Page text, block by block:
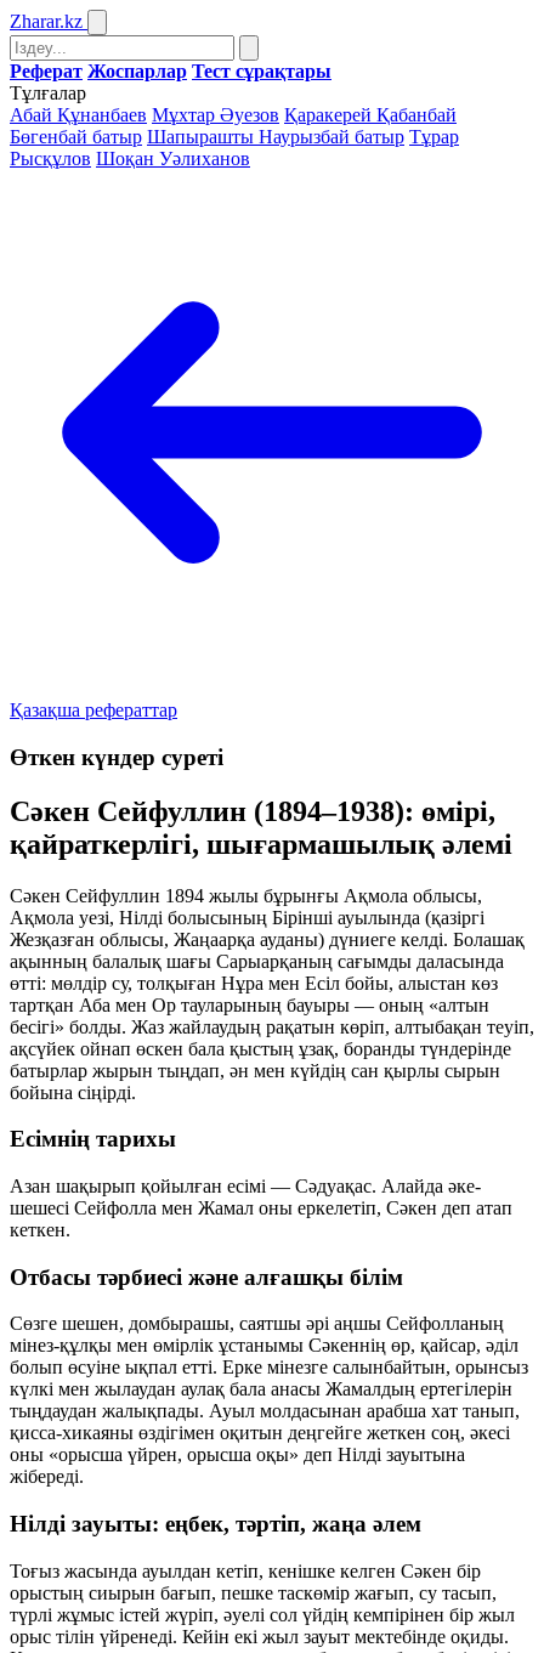
Zharar.kz
Реферат Жоспарлар Тест сұрақтары
Тұлғалар
Абай Құнанбаев Мұхтар Әуезов Қаракерей Қабанбай
Бөгенбай батыр Шапырашты Наурызбай батыр Тұрар
Рысқұлов Шоқан Уәлиханов
Қазақша рефераттар
Өткен күндер суреті
Сәкен Сейфуллин (1894–1938): өмірі,
қайраткерлігі, шығармашылық әлемі
Сәкен Сейфуллин 1894 жылы бұрынғы Ақмола облысы,
Ақмола уезі, Нілді болысының Бірінші ауылында (қазіргі
Жезқазған облысы, Жаңаарқа ауданы) дүниеге келді. Болашақ
ақынның балалық шағы Сарыарқаның сағымды даласында
өтті: мөлдір су, толқыған Нұра мен Есіл бойы, алыстан көз
тартқан Аба мен Ор тауларының бауыры — оның «алтын
бесігі» болды. Жаз жайлаудың рақатын көріп, алтыбақан теуіп,
ақсүйек ойнап өскен бала қыстың ұзақ, боранды түндерінде
батырлар жырын тыңдап, ән мен күйдің сан қырлы сырын
бойына сіңірді.
Есімнің тарихы
Азан шақырып қойылған есімі — Сәдуақас. Алайда әке-
шешесі Сейфолла мен Жамал оны еркелетіп, Сәкен деп атап
кеткен.
Отбасы тәрбиесі және алғашқы білім
Сөзге шешен, домбырашы, саятшы әрі аңшы Сейфолланың
мінез-құлқы мен өмірлік ұстанымы Сәкеннің өр, қайсар, әділ
болып өсуіне ықпал етті. Ерке мінезге салынбайтын, орынсыз
күлкі мен жылаудан аулақ бала анасы Жамалдың ертегілерін
тыңдаудан жалықпады. Ауыл молдасынан арабша хат танып,
қисса-хикаяны өздігімен оқитын деңгейге жеткен соң, әкесі
оны «орысша үйрен, орысша оқы» деп Нілді зауытына
жібереді.
Нілді зауыты: еңбек, тәртіп, жаңа әлем
Тоғыз жасында ауылдан кетіп, кенішке келген Сәкен бір
орыстың сиырын бағып, пешке таскөмір жағып, су тасып,
түрлі жұмыс істей жүріп, әуелі сол үйдің кемпірінен бір жыл
орыс тілін үйренеді. Кейін екі жыл зауыт мектебінде оқиды.